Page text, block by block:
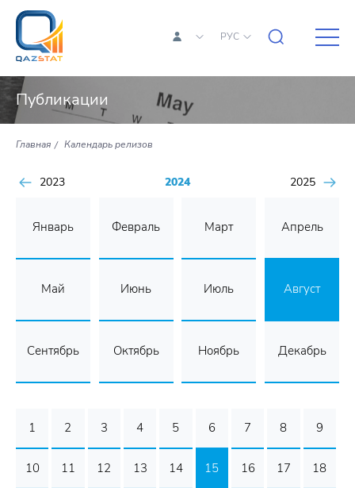
РУС
Публикации
Главная Календарь релизов
2023 2024 2025
Январь Февраль Март Апрель
Май Июнь Июль Август
Сентябрь Октябрь Ноябрь Декабрь
1 2 3 4 5 6 7 8 9
10 11 12 13 14 15 16 17 18